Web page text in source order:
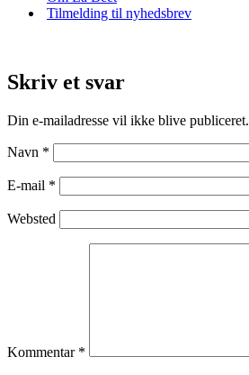
Tilmelding til nyhedsbrev
Skriv et svar
Din e-mailadresse vil ikke blive publiceret.
Navn *
E-mail *
Websted
Kommentar *